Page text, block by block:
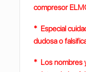
compresor
* Especial
dudosa o
* Los nombres